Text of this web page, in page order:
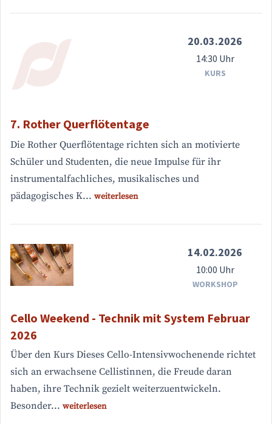
20.03.2026
14:30 Uhr
KURS
7. Rother Querflötentage
Die Rother Querflötentage richten sich an motivierte
Schüler und Studenten, die neue Impulse für ihr
instrumentalfachliches, musikalisches und
pädagogisches K... weiterlesen
14.02.2026
10:00 Uhr
WORKSHOP
Cello Weekend - Technik mit System Februar
2026
Über den Kurs Dieses Cello-Intensivwochenende richtet
sich an erwachsene Cellistinnen, die Freude daran
haben, ihre Technik gezielt weiterzuentwickeln.
Besonder... weiterlesen